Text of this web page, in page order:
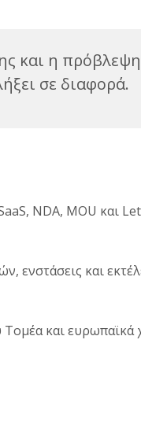
και η
σε διαφορά.
NDA, MOU και
ενστάσεις και
και ευρωπαϊκά